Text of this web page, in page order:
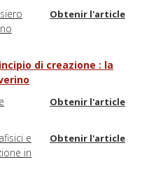
Obtenir l'article
di creazione : la
Obtenir l'article
e
in
Obtenir l'article